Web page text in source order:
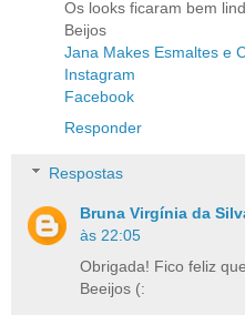
Os looks ficaram bem
Beijos
Jana Makes Esmaltes e
Instagram
Facebook
Responder
Respostas
Bruna Virgínia da
às 22:05
Obrigada! Fico feliz
Beeijos (: